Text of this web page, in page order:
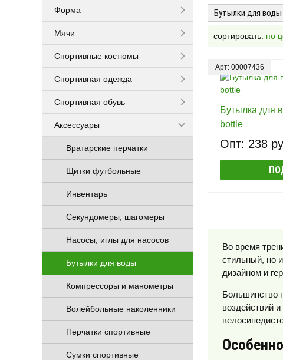
Форма
Мячи
Спортивные костюмы
Спортивная одежда
Спортивная обувь
Аксессуары
Вратарские перчатки
Щитки футбольные
Инвентарь
Секундомеры, шагомеры
Насосы, иглы для насосов
Бутылки для воды
Компрессоры и манометры
Волейбольные наколенники
Перчатки спортивные
Сумки спортивные
Бутылки для воды
сортировать: по
Арт: 00007436
Бутылка для
bottle
Опт: 238
Во время
стильный, но
дизайном и
Большинство
воздействий